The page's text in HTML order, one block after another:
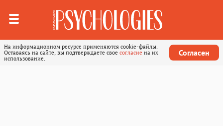
На информационном ресурсе применяются cookie-файлы.
Оставаясь на сайте, вы подтверждаете свое согласие на их
использование.
Согласен